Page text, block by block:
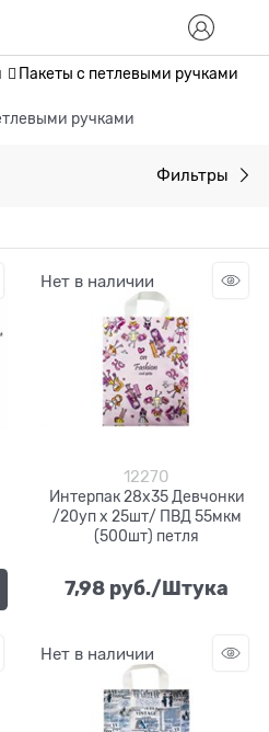
Пакеты с петлевыми ручками
ручками
Фильтры
Нет в наличии
12270
Интерпак 28х35 Девчонки
/20уп х 25шт/ ПВД 55мкм
(500шт) петля
7,98 руб./Штука
Нет в наличии